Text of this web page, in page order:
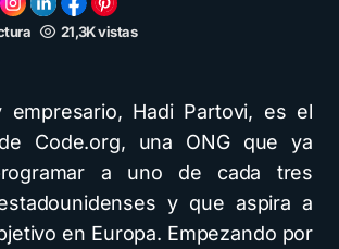
21,3K vistas
empresario, Hadi Partovi, es el
Code.org, una ONG que ya
a uno de cada tres
y que aspira a
en Europa. Empezando por